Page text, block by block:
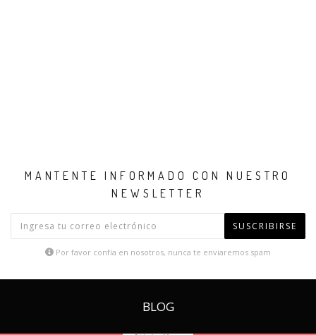
MANTENTE INFORMADO CON NUESTRO
NEWSLETTER
SUSCRIBIRSE
Por favor confía en nosotros, nunca te enviaremos spam
BLOG